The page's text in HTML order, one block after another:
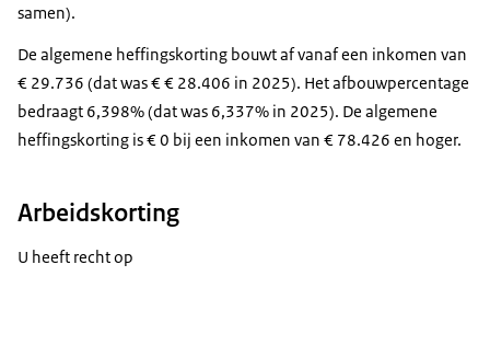
samen).
De algemene heffingskorting bouwt af vanaf een inkomen van
€ 29.736 (dat was € € 28.406 in 2025). Het afbouwpercentage
bedraagt 6,398% (dat was 6,337% in 2025). De algemene
heffingskorting is € 0 bij een inkomen van € 78.426 en hoger.
Arbeidskorting
U heeft recht op